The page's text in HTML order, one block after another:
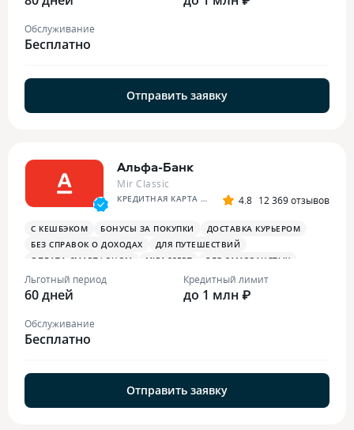
Обслуживание
Бесплатно
Отправить заявку
Альфа-Банк
Mir Classic
КРЕДИТНАЯ КАРТА АЛЬФА-БАНКА 4.8 12 369 отзывов
С КЕШБЭКОМ БОНУСЫ ЗА ПОКУПКИ
ДОСТАВКА КУРЬЕРОМ
БЕЗ СПРАВОК О ДОХОДАХ
ДЛЯ ПУТЕШЕСТВИЙ
ОПЛАТА СМАРТФОНОМ
MIRACCEPT
ДЛЯ САМОЗАНЯТЫХ
ПЛАТЕЖНЫЙ СТИКЕР
Льготный период
60 дней
Кредитный лимит
до 1 млн ₽
Обслуживание
Бесплатно
Отправить заявку